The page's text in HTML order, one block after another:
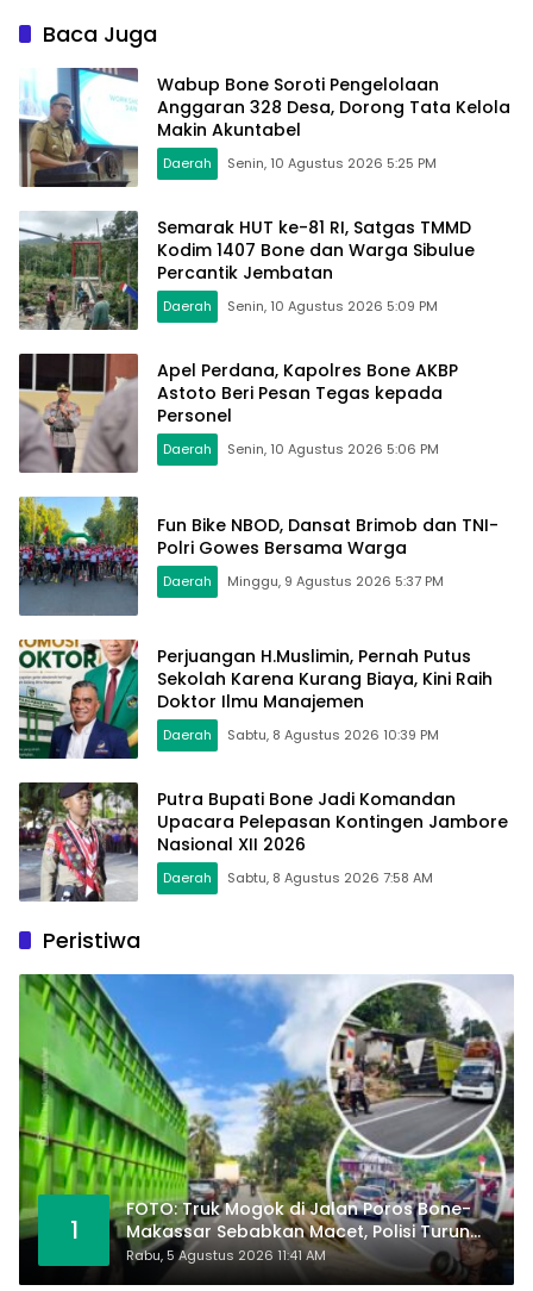
Manajemen
Baca Juga
Wabup Bone Soroti Pengelolaan
Anggaran 328 Desa, Dorong Tata Kelola
Makin Akuntabel
Daerah Senin, 10 Agustus 2026 5:25 PM
Semarak HUT ke-81 RI, Satgas TMMD
Kodim 1407 Bone dan Warga Sibulue
Percantik Jembatan
Daerah Senin, 10 Agustus 2026 5:09 PM
Apel Perdana, Kapolres Bone AKBP
Astoto Beri Pesan Tegas kepada
Personel
Daerah Senin, 10 Agustus 2026 5:06 PM
Fun Bike NBOD, Dansat Brimob dan TNI-
Polri Gowes Bersama Warga
Daerah Minggu, 9 Agustus 2026 5:37 PM
Perjuangan H.Muslimin, Pernah Putus
Sekolah Karena Kurang Biaya, Kini Raih
Doktor Ilmu Manajemen
Daerah Sabtu, 8 Agustus 2026 10:39 PM
Putra Bupati Bone Jadi Komandan
Upacara Pelepasan Kontingen Jambore
Nasional XII 2026
Daerah Sabtu, 8 Agustus 2026 7:58 AM
Peristiwa
1
FOTO: Truk Mogok di Jalan Poros Bone-
Makassar Sebabkan Macet, Polisi Turun
Tangan
Rabu, 5 Agustus 2026 11:41 AM